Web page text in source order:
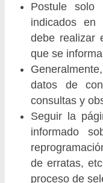
Postule solo
indicados en
debe realizar
que se
datos de
consultas y
Seguir la
informado
de erratas,
proceso de